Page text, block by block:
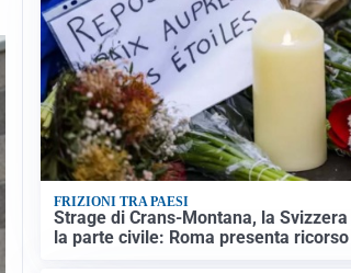
FRIZIONI TRA PAESI
Strage di Crans-Montana, la Svizzera
la parte civile: Roma presenta ricorso